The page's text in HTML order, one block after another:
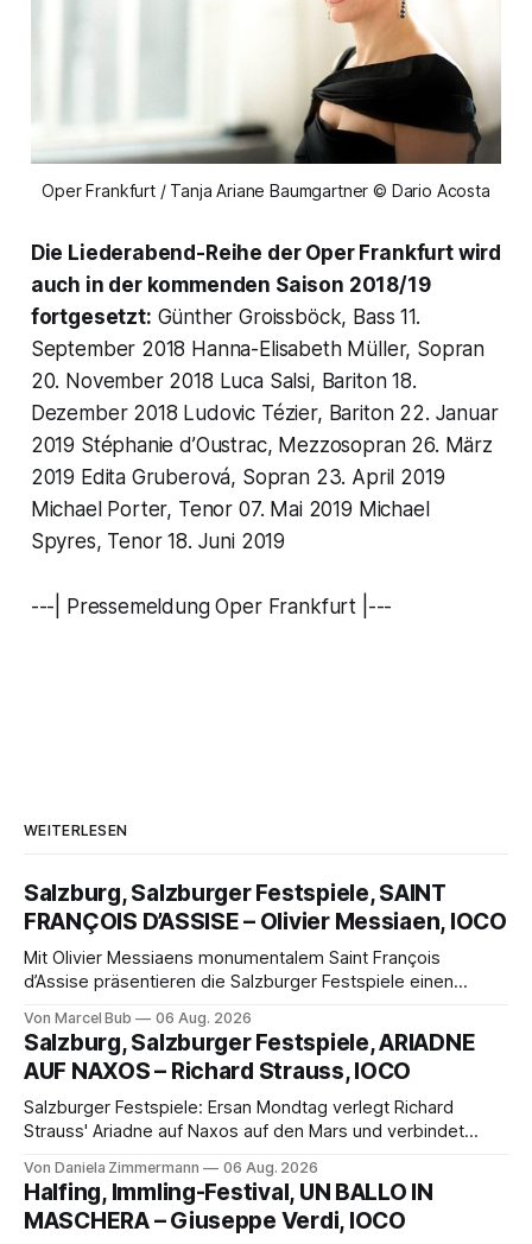
Oper Frankfurt / Tanja Ariane Baumgartner © Dario Acosta
Die Liederabend-Reihe der Oper Frankfurt wird
auch in der kommenden Saison 2018/19
fortgesetzt: Günther Groissböck, Bass 11.
September 2018 Hanna-Elisabeth Müller, Sopran
20. November 2018 Luca Salsi, Bariton 18.
Dezember 2018 Ludovic Tézier, Bariton 22. Januar
2019 Stéphanie d’Oustrac, Mezzosopran 26. März
2019 Edita Gruberová, Sopran 23. April 2019
Michael Porter, Tenor 07. Mai 2019 Michael
Spyres, Tenor 18. Juni 2019
---| Pressemeldung Oper Frankfurt |---
WEITERLESEN
Salzburg, Salzburger Festspiele, SAINT
FRANÇOIS D’ASSISE – Olivier Messiaen, IOCO
Mit Olivier Messiaens monumentalem Saint François
d’Assise präsentieren die Salzburger Festspiele einen
eine bildgewaltige Inszenierung, Maxime Pascal entfaltet
die komplexe Partitur eindrucksvoll, Philippe Sly berührt als
Franziskus.
Von Marcel Bub 06 Aug. 2026
Salzburg, Salzburger Festspiele, ARIADNE
AUF NAXOS – Richard Strauss, IOCO
Salzburger Festspiele: Ersan Mondtag verlegt Richard
Strauss' Ariadne auf Naxos auf den Mars und verbindet
Aufführung mit starken Solisten und den Wiener
Philharmonikern, szenisch bleibt der zweite Akt jedoch
hinter den Erwartungen zurück.
Von Daniela Zimmermann 06 Aug. 2026
Halfing, Immling-Festival, UN BALLO IN
MASCHERA – Giuseppe Verdi, IOCO